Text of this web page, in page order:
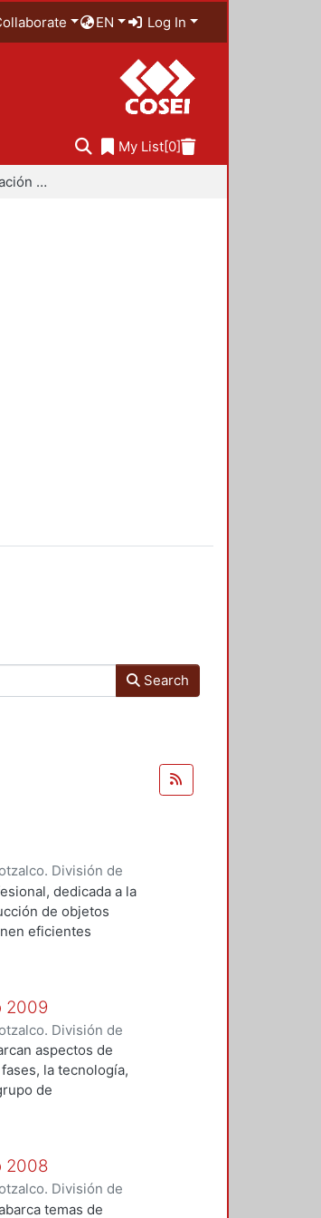
EN Log In
My List[0]
Anuarios - Administración y Tecnología para el Diseño
Search
División de
;Poó Rubio,
Salazar,
;Rocha Chiú, Luis
dedicada a la
de objetos
eficientes
las tecnologías
2009
División de
Tecnología para el
aspectos de
la tecnología,
de
de
como lo han
a la
abordadas son
2008
División de
Tecnología para el
temas de